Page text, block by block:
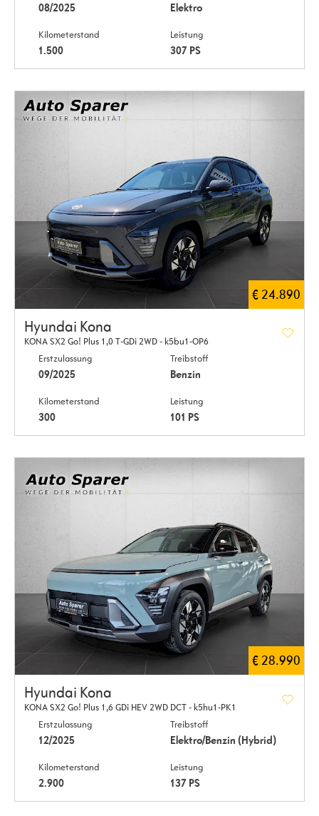
08/2025 Elektro
Kilometerstand
1.500
Leistung
307 PS
€ 24.890
Hyundai Kona
KONA SX2 Go! Plus 1,0 T-GDi 2WD - k5bu1-OP6
Erstzulassung
09/2025
Treibstoff
Benzin
Kilometerstand
300
Leistung
101 PS
€ 28.990
Hyundai Kona
KONA SX2 Go! Plus 1,6 GDi HEV 2WD DCT - k5hu1-PK1
Erstzulassung
12/2025
Treibstoff
Elektro/Benzin (Hybrid)
Kilometerstand
2.900
Leistung
137 PS